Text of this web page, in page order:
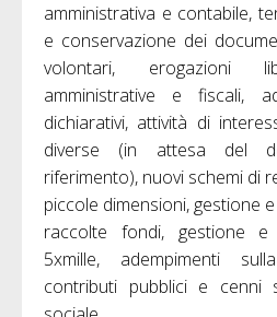
amministrativa e contabile,
e conservazione dei
volontari, erogazioni
amministrative e fiscali,
dichiarativi, attività di
diverse (in attesa del
riferimento), nuovi schemi di
piccole dimensioni, gestione
raccolte fondi, gestione e
5xmille, adempimenti
contributi pubblici e cenni